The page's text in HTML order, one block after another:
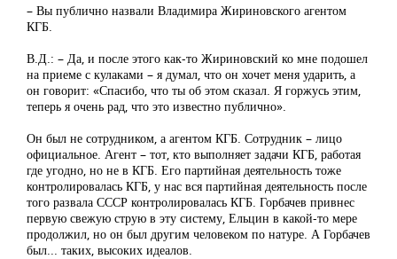
– Вы публично назвали Владимира Жириновского агентом
КГБ.
В.Д.: – Да, и после этого как-то Жириновский ко мне подошел
на приеме с кулаками – я думал, что он хочет меня ударить, а
он говорит: «Спасибо, что ты об этом сказал. Я горжусь этим,
теперь я очень рад, что это известно публично».
Он был не сотрудником, а агентом КГБ. Сотрудник – лицо
официальное. Агент – тот, кто выполняет задачи КГБ, работая
где угодно, но не в КГБ. Его партийная деятельность тоже
контролировалась КГБ, у нас вся партийная деятельность после
того развала СССР контролировалась КГБ. Горбачев привнес
первую свежую струю в эту систему, Ельцин в какой-то мере
продолжил, но он был другим человеком по натуре. А Горбачев
был... таких, высоких идеалов.